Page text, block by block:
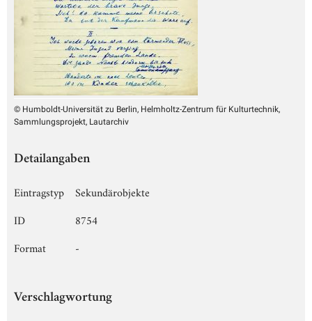
© Humboldt-Universität zu Berlin, Helmholtz-Zentrum für Kulturtechnik,
Sammlungsprojekt, Lautarchiv
Detailangaben
Eintragstyp
Sekundärobjekte
ID
8754
Format
-
Verschlagwortung